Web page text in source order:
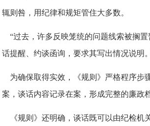
辄则咎，用纪律和规矩管住大多数。
“过去，许多反映笼统的问题线索被搁
话提醒、约谈函询，要求其写出情况说明
为确保取得实效，《规则》严格程序步
案，谈话内容记录在案，形成完整的廉政
《规则》还明确，谈话既可以由纪检机